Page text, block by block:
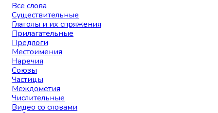
Все слова
Существительные
Глаголы и их спряжения
Прилагательные
Предлоги
Местоимения
Наречия
Союзы
Частицы
Междометия
Числительные
Видео со словами